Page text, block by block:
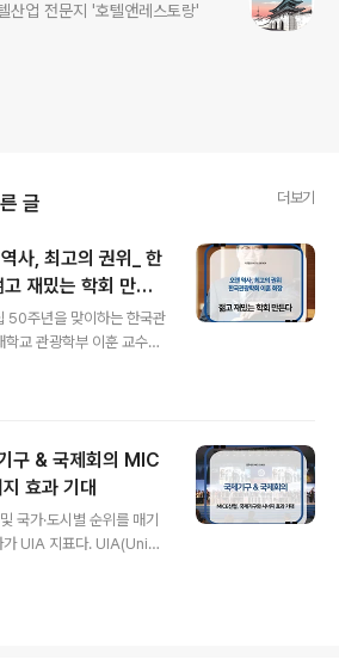
산업 전문지 '호텔앤레스토랑'
글 더보기
사, 최고의 권위_ 한
재밌는 학회 만든
50주년을 맞이하는 한국관
교 관광학부 이훈 교수가
학회. 이훈 신임회장이 앞
성과들을 도출해내셨습니
주신다면? 학부에서부터
에서 하고 미국에서 여가학
리고 다시 한국으로 돌아
가르치면서 학회활동도
큰 자랑거리는 전 세계에
구 & 국제회의 MIC
효과 기대
국가·도시별 순위를 매기
가 UIA 지표다. UIA(Union
단체로서 국제협회연합으